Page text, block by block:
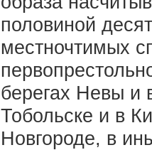
половиной
местночтимых
берегах Невы и
Тобольске и в
Новгороде, в